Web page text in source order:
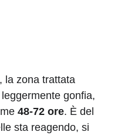
la zona trattata
gonfia,
48-72 ore. È del
sta reagendo, si